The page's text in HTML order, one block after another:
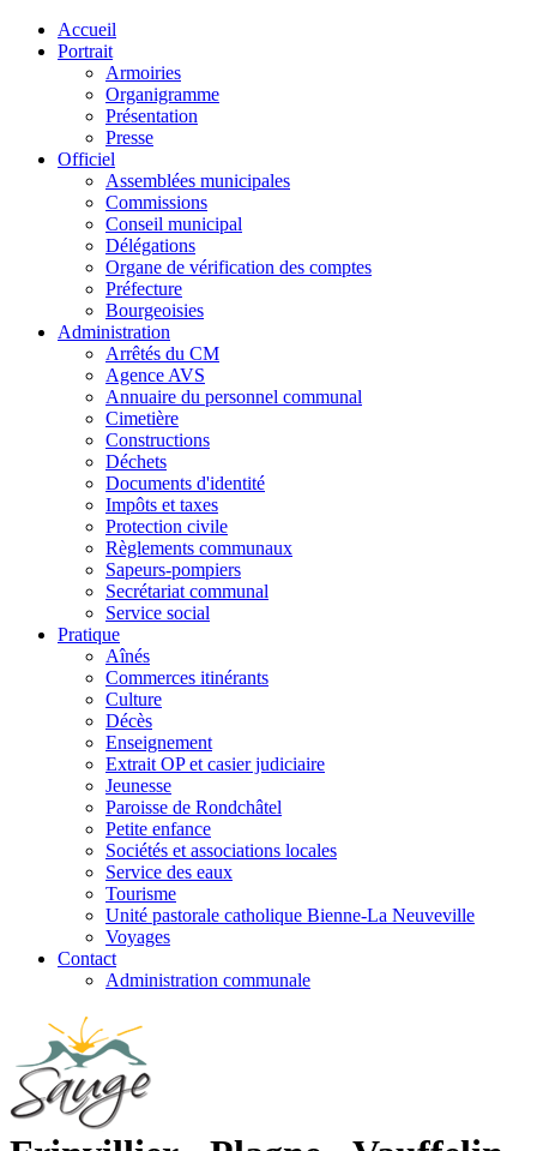
Accueil
Portrait
Armoiries
Organigramme
Présentation
Presse
Officiel
Assemblées municipales
Commissions
Conseil municipal
Délégations
Organe de vérification des comptes
Préfecture
Bourgeoisies
Administration
Arrêtés du CM
Agence AVS
Annuaire du personnel communal
Cimetière
Constructions
Déchets
Documents d'identité
Impôts et taxes
Protection civile
Règlements communaux
Sapeurs-pompiers
Secrétariat communal
Service social
Pratique
Aînés
Commerces itinérants
Culture
Décès
Enseignement
Extrait OP et casier judiciaire
Jeunesse
Paroisse de Rondchâtel
Petite enfance
Sociétés et associations locales
Service des eaux
Tourisme
Unité pastorale catholique Bienne-La Neuveville
Voyages
Contact
Administration communale